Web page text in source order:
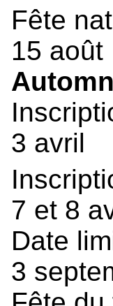
Fête
15 août
3 avril
7 et 8
Date
3